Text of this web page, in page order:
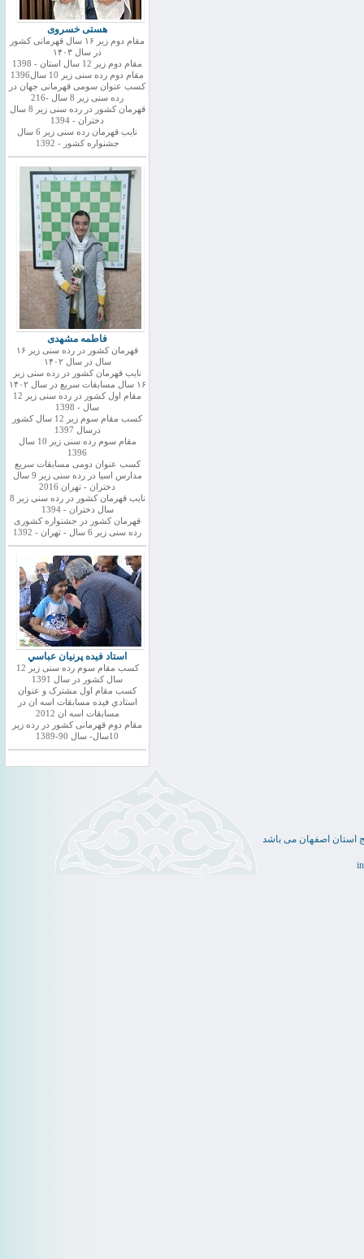
هستی خسروی
مقام دوم زیر ۱۶ سال قهرمانی کشور
در سال ۱۴۰۳
مقام دوم زیر 12 سال استان - 1398
مقام دوم رده سنی زیر 10 سال1396
کسب عنوان سومی قهرمانی جهان در
رده سنی زیر 8 سال -216
قهرمان کشور در رده سنی زیر 8 سال
دختران - 1394
نایب قهرمان رده سنی زیر 6 سال
جشنواره کشور - 1392
فاطمه مشهدی
قهرمان کشور در رده سنی زیر ۱۶
سال در سال ۱۴۰۲
نایب قهرمان کشور در رده سنی زیر
۱۶ سال مسابقات سریع در سال ۱۴۰۲
مقام اول کشور در رده سنی زیر 12
سال - 1398
کسب مقام سوم زیر 12 سال کشور
درسال 1397
مقام سوم رده سنی زیر 10 سال
1396
کسب عنوان دومی مسابقات سریع
مدارس اسیا در رده سنی زیر 9 سال
دختران - تهران 2016
نایب قهرمان کشور در رده سنی زیر 8
سال دختران - 1394
قهرمان کشور در جشنواره کشوری
رده سنی زیر 6 سال - تهران - 1392
استاد فيده پرنيان عباسي
کسب مقام سوم رده سنی زیر 12
سال کشور در سال 1391
کسب مقام اول مشترک و عنوان
استادي فيده مسابقات اسه ان در
مسابقات اسه ان 2012
مقام دوم قهرمانی کشور در رده زیر
10سال- سال 90-1389
استان اصفهان می باشد